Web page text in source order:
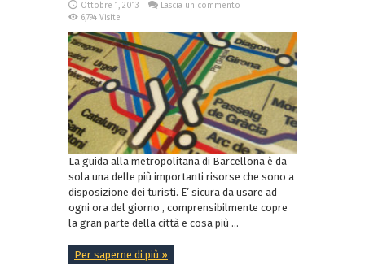
Ottobre 1, 2013
Lascia un commento
6,794 Visite
La guida alla metropolitana di Barcellona è da
sola una delle più importanti risorse che sono a
disposizione dei turisti. E’ sicura da usare ad
ogni ora del giorno , comprensibilmente copre
la gran parte della città e cosa più ...
Per saperne di più »